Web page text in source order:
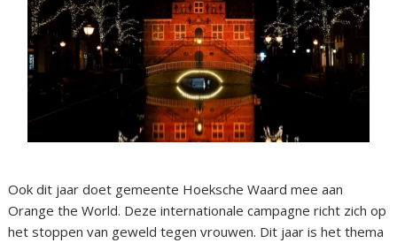
Ook dit jaar doet gemeente Hoeksche Waard mee aan
Orange the World. Deze internationale campagne richt zich op
het stoppen van geweld tegen vrouwen. Dit jaar is het thema